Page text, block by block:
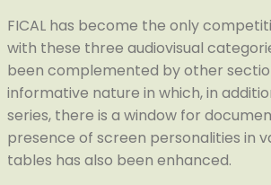
FICAL has become the only
with these three audiovisual
been complemented by other
informative nature in which, in
series, there is a window for
presence of screen personalities in
tables has also been enhanced.